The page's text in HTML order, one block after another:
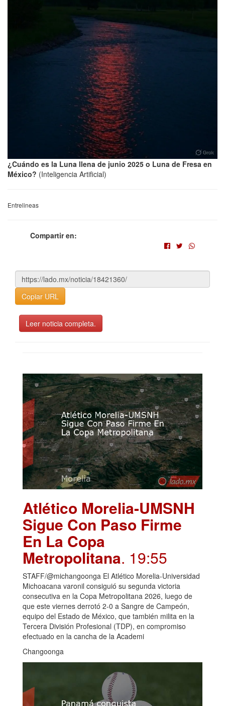
¿Cuándo es la Luna llena de junio 2025 o Luna de Fresa en
México? (Inteligencia Artificial)
Entrelineas
Compartir en:
Copiar URL
Leer noticia completa.
Atlético Morelia-UMSNH
Sigue Con Paso Firme
En La Copa
Metropolitana. 19:55
STAFF/@michangoonga El Atlético Morelia-Universidad
Michoacana varonil consiguió su segunda victoria
consecutiva en la Copa Metropolitana 2026, luego de
que este viernes derrotó 2-0 a Sangre de Campeón,
equipo del Estado de México, que también milita en la
Tercera División Profesional (TDP), en compromiso
efectuado en la cancha de la Academi
Changoonga